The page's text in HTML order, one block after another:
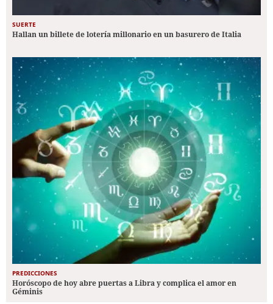
SUERTE
Hallan un billete de lotería millonario en un basurero de Italia
PREDICCIONES
Horóscopo de hoy abre puertas a Libra y complica el amor en
Géminis